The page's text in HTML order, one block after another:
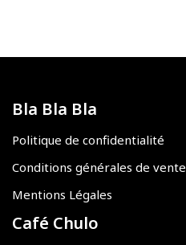
Bla Bla Bla
Politique de confidentialité
Conditions générales de vente
Mentions Légales
Café Chulo